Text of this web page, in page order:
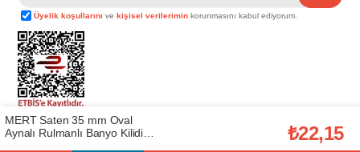
Üyelik koşullarını vekişisel verilerimin korunmasını kabul ediyorum.
Telif Hakkı © 2026Afeks Yapı Market
. Tüm hakları saklıdır.
Bu web sitesindeki tüm ürünler ticari amaçlıdır. Web sitemizde yer alan
görsel ve yazılı içerikler firmamıza ait olup, firmamızın yazılı izni alınmadan
MERT Saten 35 mm Oval
Aynalı Rulmanlı Banyo Kilidi
₺22,15